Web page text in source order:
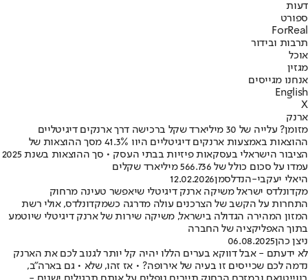
דעות
ספורט
ForReal
תרבות ובידור
אוכל
מגזין
אנחנו מגייסים
English
X
ארנק
מזומן? עלייה של 30 מיליארד שקל ברכישה דרך ארנקים דיגיטליים
ההוצאות באמצעות ארנקים דיגיטליים היוו 41.3% מסך ההוצאות של
הציבור הישראלי בעסקאות פיזיות בבתי העסק • סך ההוצאות בשנת 2025
עמדו על סכום כולל של 566.736 מיליארד שקלים
היאלי יעקבי-הנדלסמן12.02.2026
מקדונלדס ישראל משיקה ארנק דיגיטלי שיאפשר טעינה מרחוק
התחרות על הקשב של הצרכנים עולה מדרגה כשמקדונלדס, אולי רשת
המזון המהירה הגדולה בישראל, משיקה שירות של ארנק דיגיטלי שיוטמע
בתוך האפליקציה של החברה
ניצן כהן06.08.2025
לא ידעתם - אבל דווקא בערים הללו יהיה קל יותר לגנוב לכם את הארנק
נדמה לכם שכייסים זו בעיה של אירופה? • אז זהו, שלא • גם בארה"ב,